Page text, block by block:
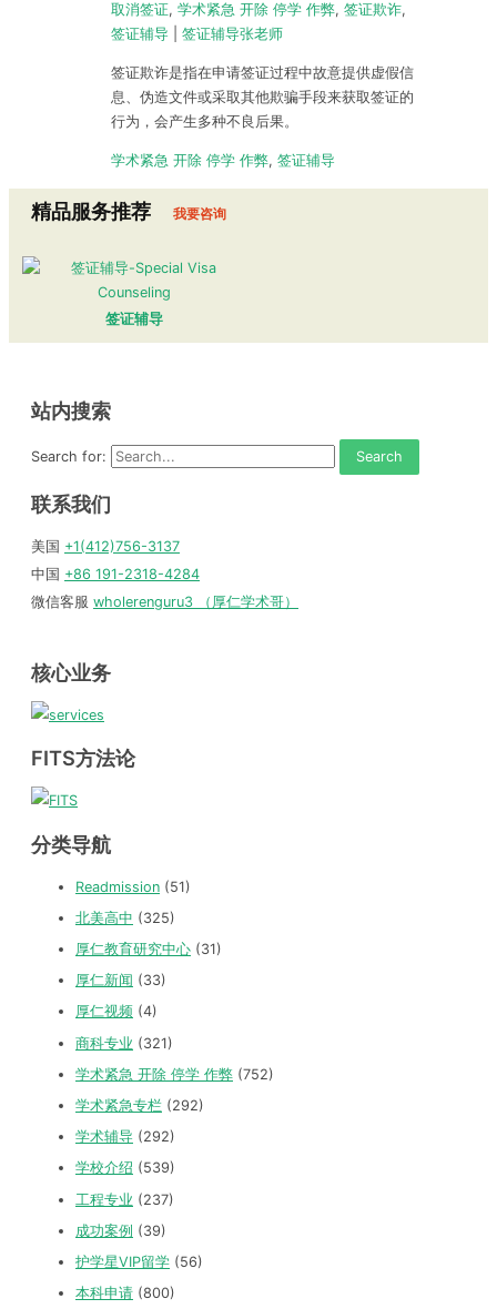
取消签证, 学术紧急 开除 停学 作弊, 签证欺诈,
签证辅导
签证辅导张老师
签证欺诈是指在申请签证过程中故意提供虚假信
息、伪造文件或采取其他欺骗手段来获取签证的
行为，会产生多种不良后果。
学术紧急 开除 停学 作弊, 签证辅导
精品服务推荐 我要咨询
签证辅导
站内搜索
Search for:
联系我们
美国 +1(412)756-3137
中国 +86 191-2318-4284
微信客服 wholerenguru3 （厚仁学术哥）
核心业务
FITS方法论
分类导航
Readmission (51)
北美高中 (325)
厚仁教育研究中心 (31)
厚仁新闻 (33)
厚仁视频 (4)
商科专业 (321)
学术紧急 开除 停学 作弊 (752)
学术紧急专栏 (292)
学术辅导 (292)
学校介绍 (539)
工程专业 (237)
成功案例 (39)
护学星VIP留学 (56)
本科申请 (800)